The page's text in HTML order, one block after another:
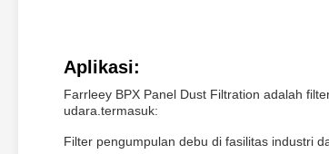
Aplikasi:
Farrleey BPX Panel Dust Filtration adalah
udara.termasuk:
Filter pengumpulan debu di fasilitas industri